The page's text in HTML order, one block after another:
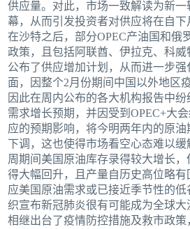
供应量。对此，市场一致解读为新一
幕，从而引发投资者对供应将在自下
在沙特之后，部分OPEC产油国和俄
政策，且包括阿联酋、伊拉克、科
公布了供应增加计划，从而进一步
面，因整个2月份期间中国以外地区
因此在周内公布的各大机构报告中
需求增长预期，并因受到OPEC+大
应的预期影响，将今明两年内的原
下调，这也使得市场看空心态难以
周期间美国原油库存录得较大增长
得大幅回升，且产量自历史高位略
应美国原油需求或已接近季节性的低
织宣布新冠肺炎很有可能成为全球
相继出台了疫情防控措施及救市政